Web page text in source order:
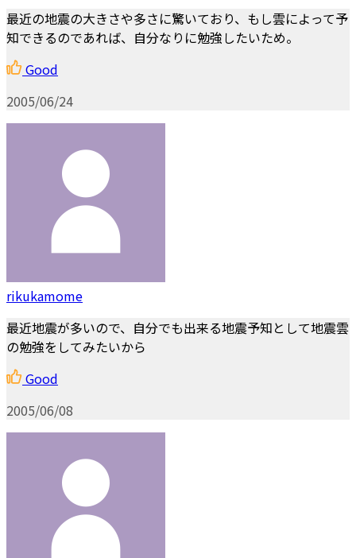
最近の地震の大きさや多さに驚いており、もし雲によって予
知できるのであれば、自分なりに勉強したいため。
Good
2005/06/24
rikukamome
最近地震が多いので、自分でも出来る地震予知として地震雲
の勉強をしてみたいから
Good
2005/06/08